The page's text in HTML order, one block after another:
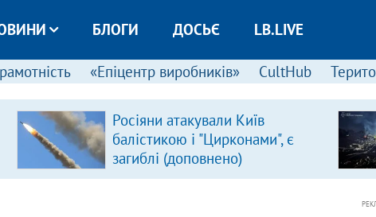
БЛОГИ ДОСЬЄ LB.LIVE
«Епіцентр виробників» CultHub
Росіяни атакували Київ
балістикою і "Цирконами", є
загиблі (доповнено)